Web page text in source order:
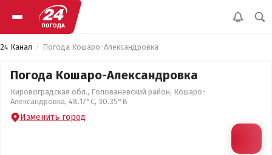
24 Канал Погода Кошаро-Александровка
Погода Кошаро-Александровка
Кировоградская обл., Голованевский район, Кошаро-
Александровка, 48.17°С, 30.35°В
Изменить город